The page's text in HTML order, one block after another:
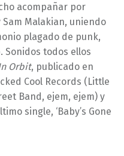
acompañar por
Sam Malakian, uniendo
plagado de punk,
Sonidos todos ellos
Orbit, publicado en
Cool Records (Little
Band, ejem, ejem) y
single, ‘Baby’s Gone